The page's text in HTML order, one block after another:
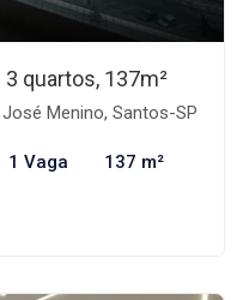
quartos, 137m²
Menino, Santos-SP
1 Vaga 137 m²